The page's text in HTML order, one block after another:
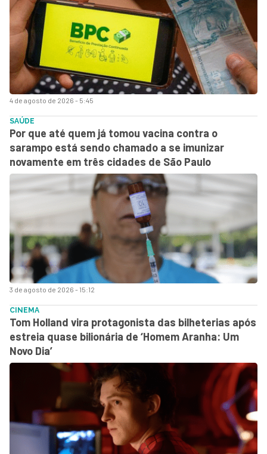
4 de agosto de 2026 - 5:45
3 de agosto de 2026 - 15:12
SAÚDE
Por que até quem já tomou vacina contra o
sarampo está sendo chamado a se imunizar
novamente em três cidades de São Paulo
CINEMA
Tom Holland vira protagonista das bilheterias após
estreia quase bilionária de ‘Homem Aranha: Um
Novo Dia’